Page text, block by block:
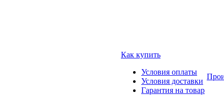
Как купить
Условия оплаты
Условия доставки
Гарантия на товар